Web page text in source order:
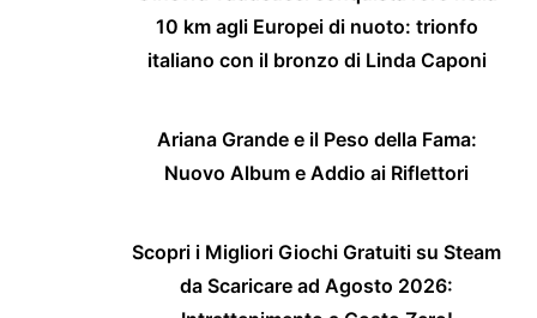
10 km agli Europei di nuoto: trionfo
italiano con il bronzo di Linda Caponi
Ariana Grande e il Peso della Fama:
Nuovo Album e Addio ai Riflettori
Scopri i Migliori Giochi Gratuiti su Steam
da Scaricare ad Agosto 2026: